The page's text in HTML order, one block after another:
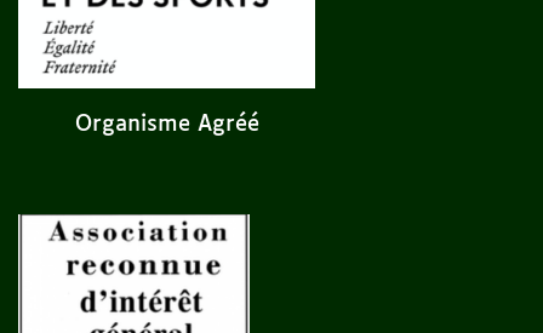
Organisme Agréé